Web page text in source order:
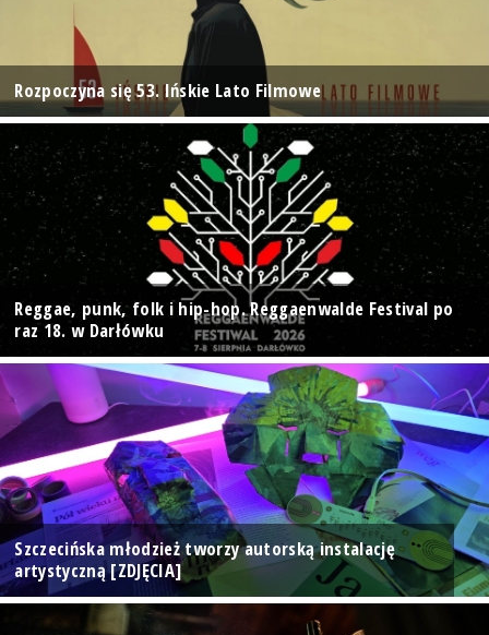
Rozpoczyna się 53. Ińskie Lato Filmowe
Reggae, punk, folk i hip-hop. Reggaenwalde Festival po
raz 18. w Darłówku
Szczecińska młodzież tworzy autorską instalację
artystyczną [ZDJĘCIA]